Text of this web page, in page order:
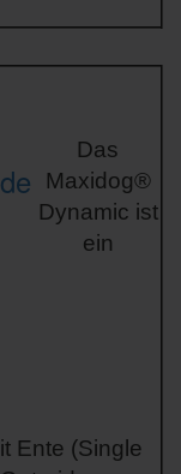
Das
Maxidog®
Dynamic ist
ein
Ente (Single